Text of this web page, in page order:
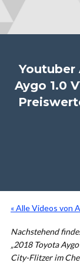
Youtuber
Aygo 1.0
« Alle Videos von
Nachstehend
„2018 Toyota
City-Flitzer im